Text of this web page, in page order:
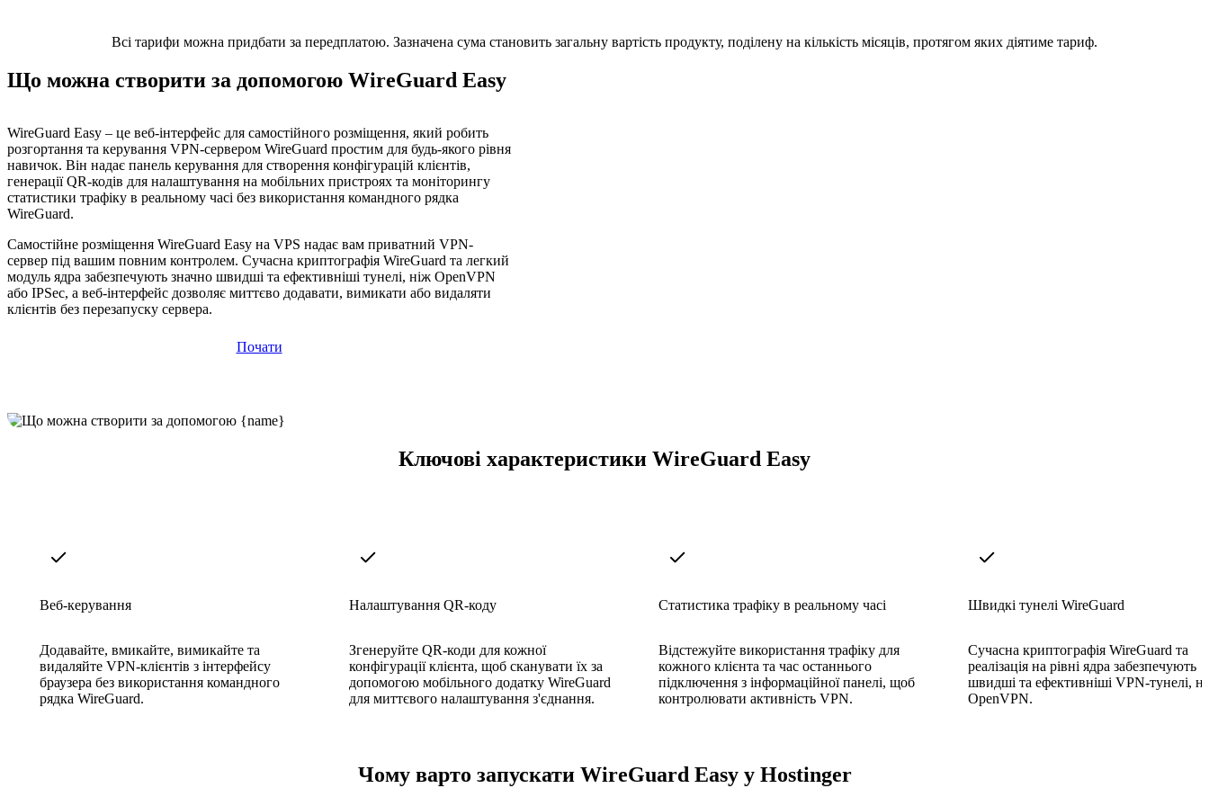
Всі тарифи можна придбати за передплатою. Зазначена сума становить загальну вартість продукту, поділену на кількість місяців, протягом яких діятиме тариф.
Що можна створити за допомогою WireGuard Easy
WireGuard Easy – це веб-інтерфейс для самостійного розміщення, який робить
розгортання та керування VPN-сервером WireGuard простим для будь-якого рівня
навичок. Він надає панель керування для створення конфігурацій клієнтів,
генерації QR-кодів для налаштування на мобільних пристроях та моніторингу
статистики трафіку в реальному часі без використання командного рядка
WireGuard.
Самостійне розміщення WireGuard Easy на VPS надає вам приватний VPN-
сервер під вашим повним контролем. Сучасна криптографія WireGuard та легкий
модуль ядра забезпечують значно швидші та ефективніші тунелі, ніж OpenVPN
або IPSec, а веб-інтерфейс дозволяє миттєво додавати, вимикати або видаляти
клієнтів без перезапуску сервера.
Почати
Ключові характеристики WireGuard Easy
Веб-керування
Додавайте, вмикайте, вимикайте та
видаляйте VPN-клієнтів з інтерфейсу
браузера без використання командного
рядка WireGuard.
Налаштування QR-коду
Згенеруйте QR-коди для кожної
конфігурації клієнта, щоб сканувати їх за
допомогою мобільного додатку WireGuard
для миттєвого налаштування з'єднання.
Статистика трафіку в реальному часі
Відстежуйте використання трафіку для
кожного клієнта та час останнього
підключення з інформаційної панелі, щоб
контролювати активність VPN.
Швидкі тунелі WireGuard
Сучасна криптографія WireGuard та
реалізація на рівні ядра забезпечують
швидші та ефективніші VPN-тунелі,
OpenVPN.
Чому варто запускати WireGuard Easy у Hostinger